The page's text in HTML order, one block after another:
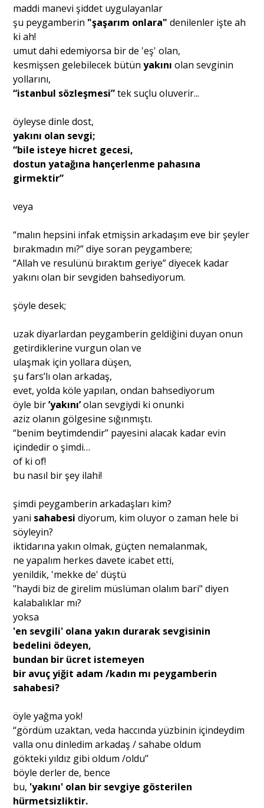
maddi manevi şiddet uygulayanlar
şu peygamberin "şaşarım onlara" denilenler işte ah
ki ah!
umut dahi edemiyorsa bir de 'eş' olan,
kesmişsen gelebilecek bütünyakınıolan sevginin
yollarını,
“istanbul sözleşmesi”tek suçlu oluverir...
öyleyse dinle dost,
yakını olan sevgi;
“bile isteye hicret gecesi,
dostun yatağına hançerlenme pahasına
girmektir”
veya
“malın hepsini infak etmişsin arkadaşım eve bir şeyler
bırakmadın mı?” diye soran peygambere;
“Allah ve resulünü bıraktım geriye” diyecek kadar
yakını olan bir sevgiden bahsediyorum.
şöyle desek;
uzak diyarlardan peygamberin geldiğini duyan onun
getirdiklerine vurgun olan ve
ulaşmak için yollara düşen,
şu fars’lı olan arkadaş,
evet, yolda köle yapılan, ondan bahsediyorum
öyle bir’yakını’olan sevgiydi ki onunki
aziz olanın gölgesine sığınmıştı.
“benim beytimdendir’’ payesini alacak kadar evin
içindedir o şimdi…
of ki of!
bu nasıl bir şey ilahi!
şimdi peygamberin arkadaşları kim?
yani sahabesidiyorum, kim oluyor o zaman hele bi
söyleyin?
iktidarına yakın olmak, güçten nemalanmak,
ne yapalım herkes davete icabet etti,
yenildik, 'mekke de' düştü
"haydi biz de girelim müslüman olalım bari" diyen
kalabalıklar mı?
yoksa
'en sevgili' olana yakın durarak sevgisinin
bedelini ödeyen,
bundan bir ücret istemeyen
bir avuç yiğit adam /kadın mı peygamberin
sahabesi?
öyle yağma yok!
“gördüm uzaktan, veda haccında yüzbinin içindeydim
valla onu dinledim arkadaş / sahabe oldum
gökteki yıldız gibi oldum /oldu’’
böyle derler de, bence
bu, 'yakını' olan bir sevgiye gösterilen
hürmetsizliktir.